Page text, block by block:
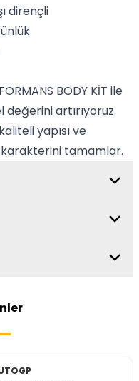
dirençli
BODY KİT ile
değerini artırıyoruz.
yapısı ve
karakterini tamamlar.